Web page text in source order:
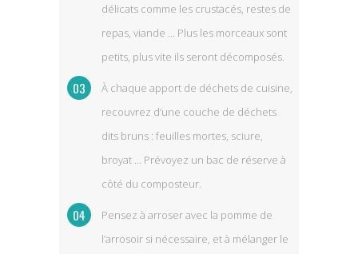
délicats comme les crustacés, restes de
repas, viande … Plus les morceaux sont
petits, plus vite ils seront décomposés.
À chaque apport de déchets de cuisine,
recouvrez d’une couche de déchets
dits bruns : feuilles mortes, sciure,
broyat … Prévoyez un bac de réserve à
côté du composteur.
Pensez à arroser avec la pomme de
l’arrosoir si nécessaire, et à mélanger le